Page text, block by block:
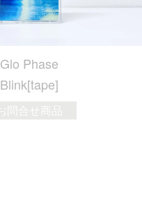
Glo Phase
Blink[tape]
お問合せ商品